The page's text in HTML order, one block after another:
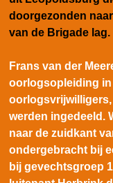
doorgezonden
van de Brigade lag.
Frans van der
oorlogsopleiding
werden ingedeeld.
naar de zuidkant
ondergebracht bij
bij gevechtsgroep